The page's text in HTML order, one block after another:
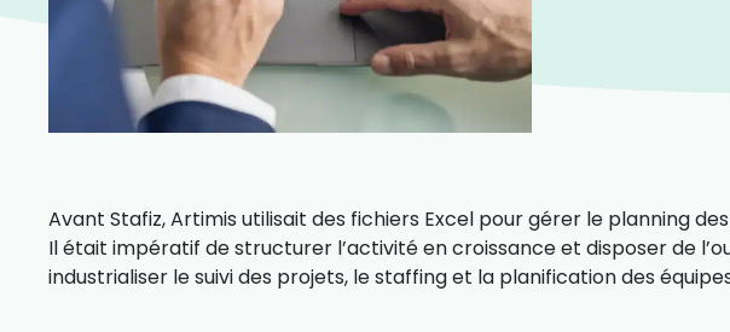
Avant Stafiz, Artimis utilisait des fichiers Excel pour gérer le planning
Il était impératif de structurer l’activité en croissance et disposer de
industrialiser le suivi des projets, le staffing et la planification des